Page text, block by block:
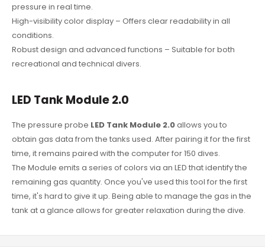
pressure in real time.
High-visibility color display – Offers clear readability in all
conditions.
Robust design and advanced functions – Suitable for both
recreational and technical divers.
LED Tank Module 2.0
The pressure probe LED Tank Module 2.0allows you to
obtain gas data from the tanks used. After pairing it for the first
time, it remains paired with the computer for 150 dives.
The Module emits a series of colors via an LED that identify the
remaining gas quantity. Once you've used this tool for the first
time, it's hard to give it up. Being able to manage the gas in the
tank at a glance allows for greater relaxation during the dive.